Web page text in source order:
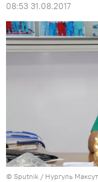
08:53 31.08.2017
© Sputnik / Нургуль